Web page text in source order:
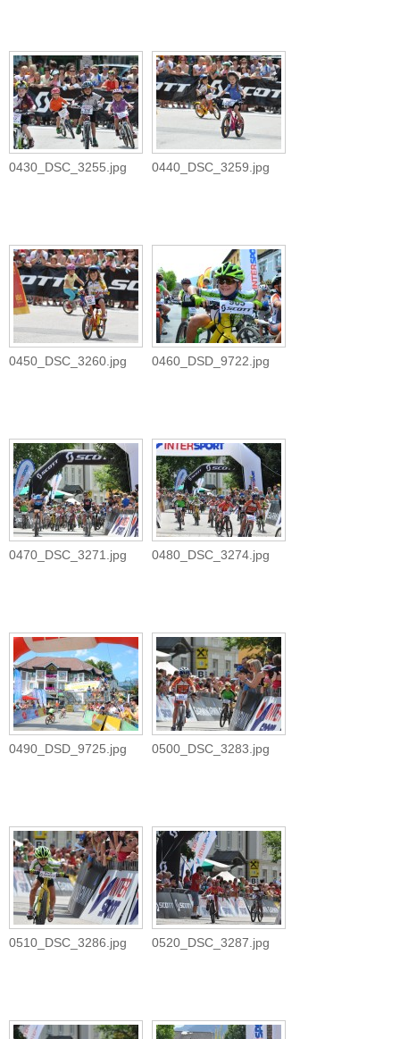
0430_DSC_3255.jpg 0440_DSC_3259.jpg
0450_DSC_3260.jpg 0460_DSD_9722.jpg
0470_DSC_3271.jpg 0480_DSC_3274.jpg
0490_DSD_9725.jpg 0500_DSC_3283.jpg
0510_DSC_3286.jpg 0520_DSC_3287.jpg